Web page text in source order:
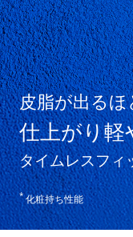
皮脂が出る
仕上がり
タイムレスフィ
*化粧持ち性能